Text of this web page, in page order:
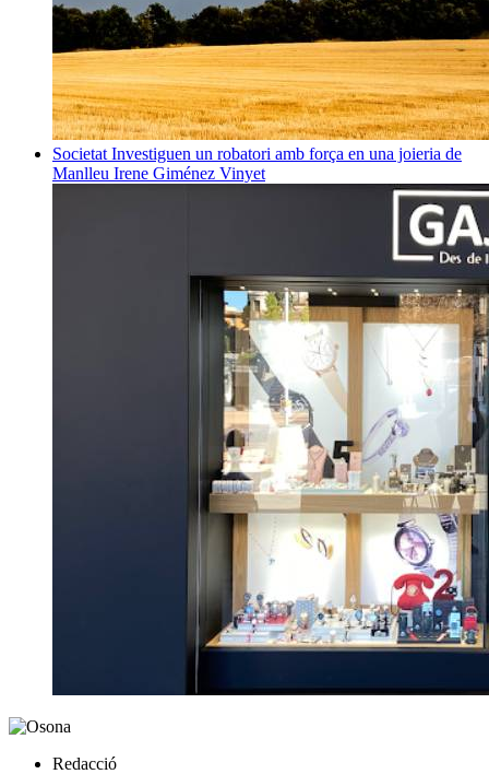
Societat Investiguen un robatori amb força en una joieria de
Manlleu Irene Giménez Vinyet
Redacció